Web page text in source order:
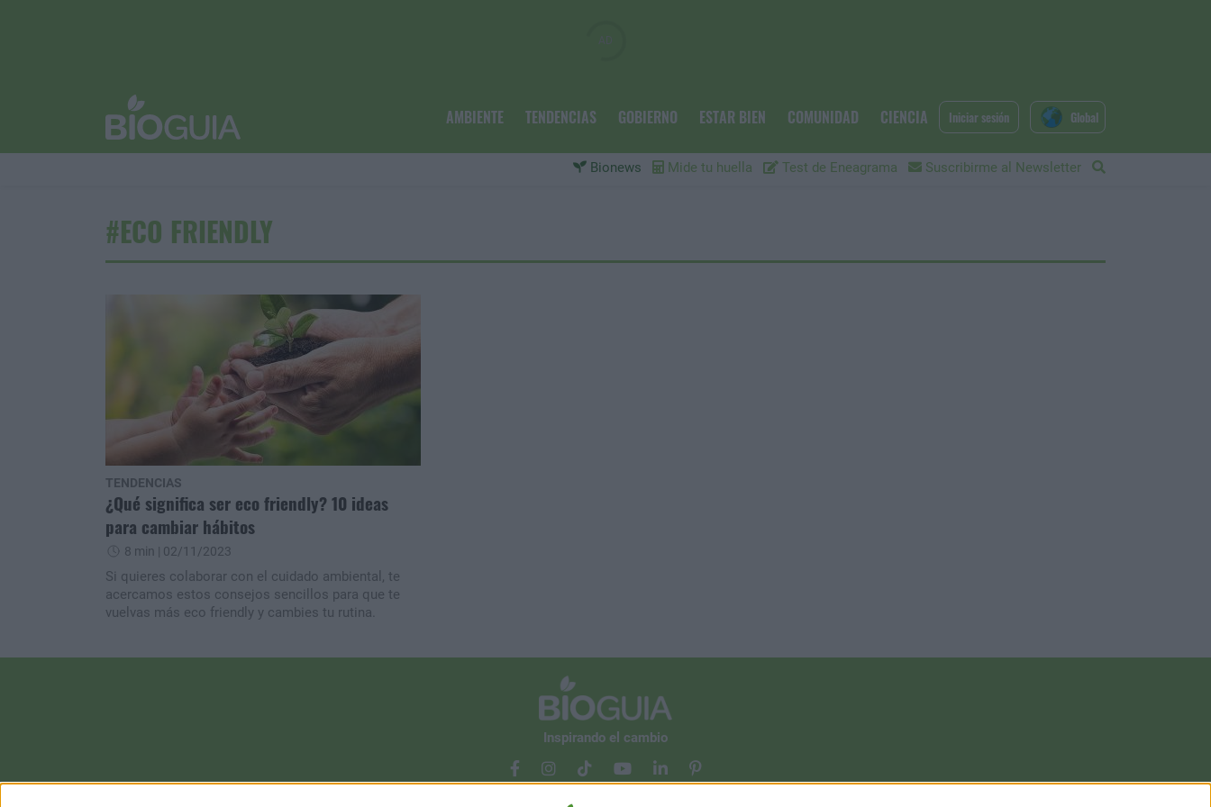
AMBIENTE TENDENCIAS GOBIERNO ESTAR BIEN COMUNIDAD CIENCIA
Bionews Mide tu huella Test de Eneagrama Suscribirme al Newsletter
Iniciar sesión Global
#ECO FRIENDLY
TENDENCIAS
¿Qué significa ser eco friendly? 10 ideas
para cambiar hábitos
8 min | 02/11/2023
Si quieres colaborar con el cuidado ambiental, te
acercamos estos consejos sencillos para que te
vuelvas más eco friendly y cambies tu rutina.
Inspirando el cambio